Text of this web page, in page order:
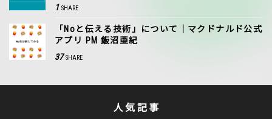
1 SHARE
「Noと伝える技術」について｜マクドナルド公式
アプリ PM 飯沼亜紀
37 SHARE
人気記事